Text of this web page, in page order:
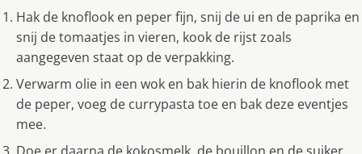
Hak de knoflook en peper fijn, snij de ui en de paprika en
snij de tomaatjes in vieren, kook de rijst zoals
aangegeven staat op de verpakking.
Verwarm olie in een wok en bak hierin de knoflook met
de peper, voeg de currypasta toe en bak deze eventjes
mee.